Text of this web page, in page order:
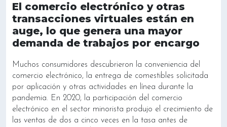
El comercio electrónico y otras
transacciones virtuales están en
auge, lo que genera una mayor
demanda de trabajos por encargo
Muchos consumidores descubrieron la conveniencia del
comercio electrónico, la entrega de comestibles solicitada
por aplicación y otras actividades en línea durante la
pandemia. En 2020, la participación del comercio
electrónico en el sector minorista produjo el crecimiento de
las ventas de dos a cinco veces en la tasa antes de